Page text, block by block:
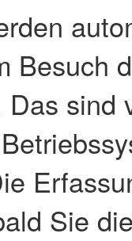
Besuch
sind
Sie